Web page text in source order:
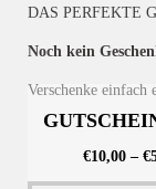
DAS PERFEKTE
Noch kein
Verschenke einfach
€10,00– €